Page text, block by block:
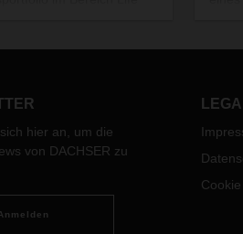
für Fachgespräche zur
als
hier an, um die
von DACHSER zu